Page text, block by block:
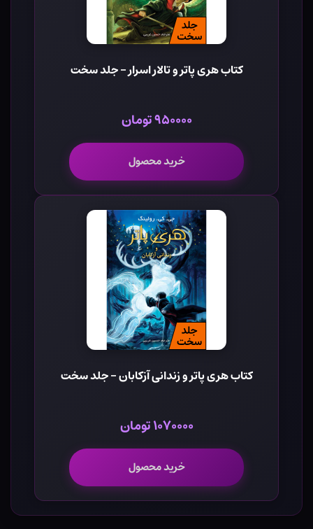
کتاب هری پاتر و تالار اسرار - جلد سخت
۹۵۰۰۰۰ تومان
خرید محصول
کتاب هری پاتر و زندانی آزکابان - جلد سخت
۱۰۷۰۰۰۰ تومان
خرید محصول